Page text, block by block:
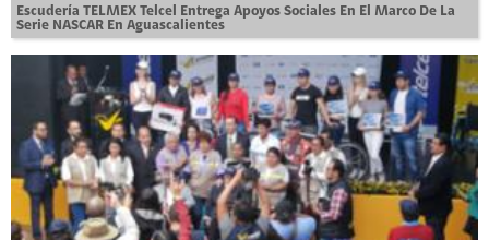
Escudería TELMEX Telcel Entrega Apoyos Sociales En El Marco De La
Serie NASCAR En Aguascalientes